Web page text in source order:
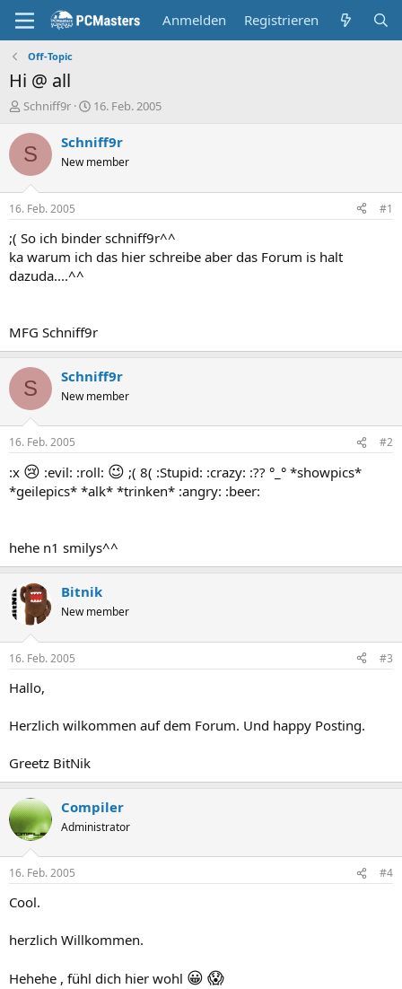
Anmelden Registrieren
Off-Topic
Hi @ all
E
s
t
e
r
Schniff9r
E
s
e
t
a
m
16. Feb. 2005
S Schniff9r
New member
16. Feb. 2005 #1
;( So ich binder schniff9r^^
ka warum ich das hier schreibe aber das Forum is halt
dazuda....^^
MFG Schniff9r
S Schniff9r
New member
16. Feb. 2005 #2
:x 😢 :evil: :roll: 😉 ;( 8( :Stupid: :crazy: :?? °_° *showpics*
*geilepics* *alk* *trinken* :angry: :beer:
hehe n1 smilys^^
Bitnik
New member
16. Feb. 2005 #3
Hallo,
Herzlich wilkommen auf dem Forum. Und happy Posting.
Greetz BitNik
Compiler
Administrator
16. Feb. 2005 #4
Cool.
herzlich Willkommen.
Hehehe , fühl dich hier wohl 😀 😱